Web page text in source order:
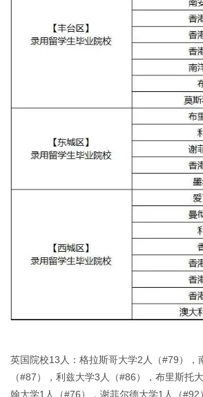
英国院校13人：格拉斯哥大学2人（#79），
（#87），利兹大学3人（#86），布里斯托
翰大学1人（#76），谢菲尔德大学1人（#92